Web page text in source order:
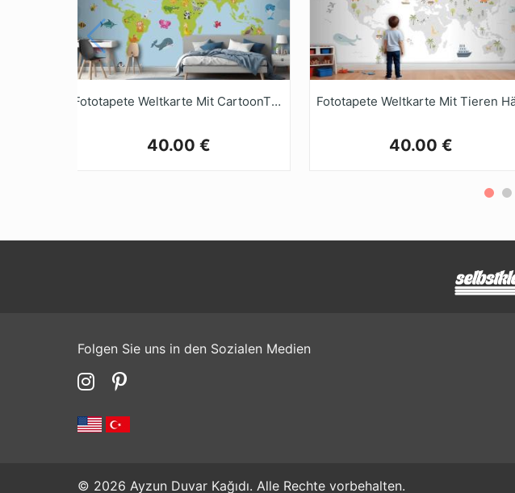
Fototapete Weltkarte Mit CartoonTieren
40.00 € 40.00 €
Folgen Sie uns in den Sozialen Medien
© 2026 Ayzun Duvar Kağıdı. Alle Rechte vorbehalten.